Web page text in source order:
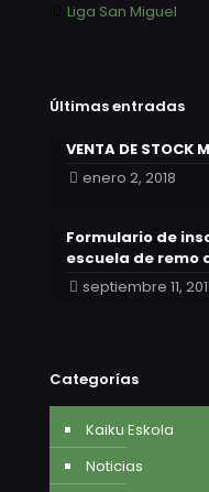
Liga San Miguel
Últimas entradas
VENTA DE STOCK
enero 2, 2018
Formulario de
escuela de remo
septiembre 11,
Categorías
Kaiku Eskola
Noticias